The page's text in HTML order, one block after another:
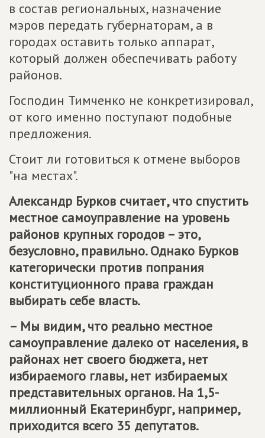
в состав региональных, назначение
мэров передать губернаторам, а в
городах оставить только аппарат,
который должен обеспечивать работу
районов.
Господин Тимченко не конкретизировал,
от кого именно поступают подобные
предложения.
Стоит ли готовиться к отмене выборов
"на местах".
Александр Бурков считает, что спустить
местное самоуправление на уровень
районов крупных городов – это,
безусловно, правильно. Однако Бурков
категорически против попрания
конституционного права граждан
выбирать себе власть.
– Мы видим, что реально местное
самоуправление далеко от населения, в
районах нет своего бюджета, нет
избираемого главы, нет избираемых
представительных органов. На 1,5-
миллионный Екатеринбург, например,
приходится всего 35 депутатов.